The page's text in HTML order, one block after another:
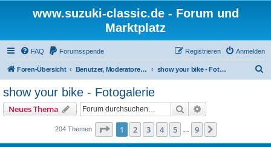
www.suzuki-classic.de - Forum und
Marktplatz
FAQ Forumsspende Anmelden
Registrieren
Foren-Übersicht Benutzer, Moderatoren und Admins show your bike - Fotogalerie
show your bike - Fotogalerie
Neues Thema Suche
204 Themen Seite 1von
1 2 3 4 5 9